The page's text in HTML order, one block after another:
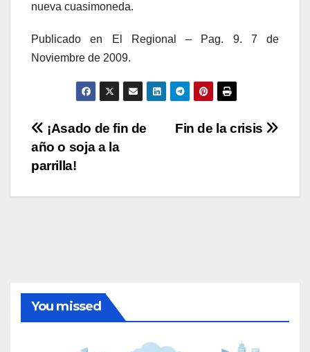
nueva cuasimoneda.
Publicado en El Regional – Pag. 9. 7 de
Noviembre de 2009.
Navegación
de
entradas
Fin de la crisis
¡Asado de fin de
año o soja a la
parrilla!
You missed